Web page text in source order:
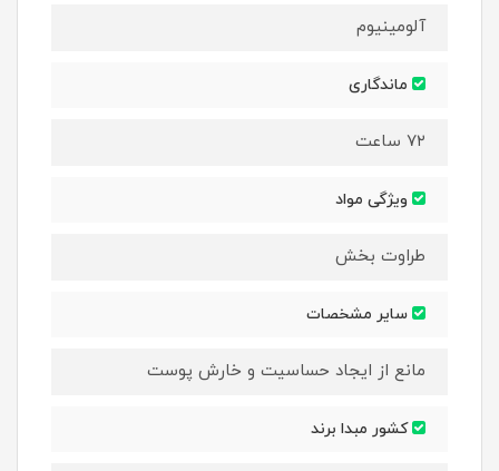
آلومینیوم
ماندگاری
۷۲ ساعت
ویژگی مواد
طراوت بخش
سایر مشخصات
مانع از ایجاد حساسیت و خارش پوست
کشور مبدا برند